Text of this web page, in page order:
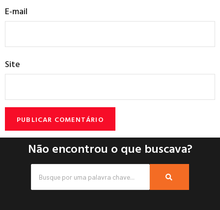
E-mail
Site
Não encontrou o que buscava?